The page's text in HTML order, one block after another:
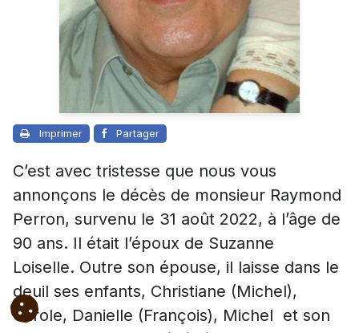
Imprimer Partager
C’est avec tristesse que nous vous
annonçons le décès de monsieur Raymond
Perron, survenu le 31 août 2022, à l’âge de
90 ans. Il était l’époux de Suzanne
Loiselle. Outre son épouse, il laisse dans le
deuil ses enfants, Christiane (Michel),
Carole, Danielle (François), Michel et son